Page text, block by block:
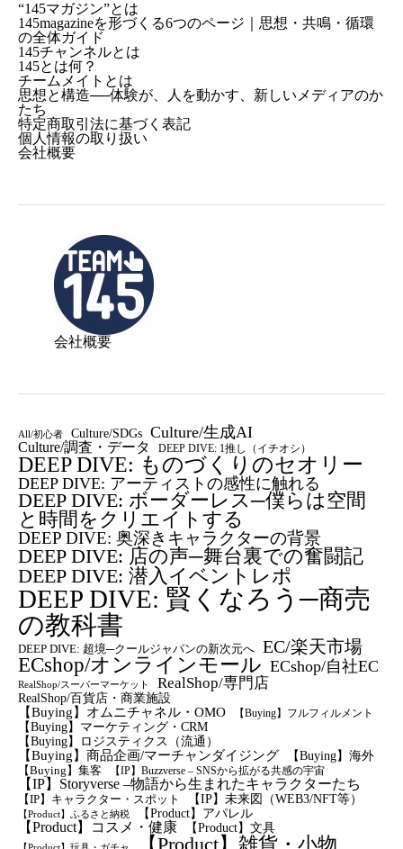
“145マガジン”とは
145magazineを形づくる6つのページ｜思想・共鳴・循環
の全体ガイド
145チャンネルとは
145とは何？
チームメイトとは
思想と構造──体験が、人を動かす、新しいメディアのか
たち
特定商取引法に基づく表記
個人情報の取り扱い
会社概要
会社概要
All/初心者 Culture/SDGs Culture/生成AI
Culture/調査・データ DEEP DIVE: 1推し（イチオシ）
DEEP DIVE: ものづくりのセオリー
DEEP DIVE: アーティストの感性に触れる
DEEP DIVE: ボーダーレス─僕らは空間
と時間をクリエイトする
DEEP DIVE: 奥深きキャラクターの背景
DEEP DIVE: 店の声─舞台裏での奮闘記
DEEP DIVE: 潜入イベントレポ
DEEP DIVE: 賢くなろう─商売
の教科書
DEEP DIVE: 超境─クールジャパンの新次元へ EC/楽天市場
ECshop/オンラインモール ECshop/自社EC
RealShop/スーパーマーケット RealShop/専門店
RealShop/百貨店・商業施設
【Buying】オムニチャネル・OMO
【Buying】フルフィルメント
【Buying】マーケティング・CRM
【buying】ロジスティクス（流通）
【Buying】商品企画/マーチャンダイジング 【Buying】海外
【Buying】集客 【IP】Buzzverse – SNSから拡がる共感の宇宙
【IP】Storyverse –物語から生まれたキャラクターたち
【IP】キャラクター・スポット 【IP】未来図（WEB3/NFT等）
【Product】ふるさと納税 【Product】アパレル
【Product】コスメ・健康 【Product】文具
【Product】雑貨・小物